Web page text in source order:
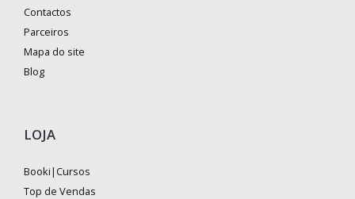
Contactos
Parceiros
Mapa do site
Blog
LOJA
Booki|Cursos
Top de Vendas